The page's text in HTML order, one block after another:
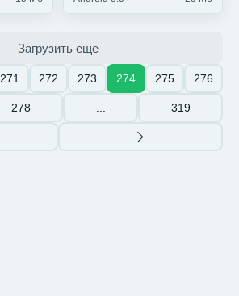
Загрузить еще
271 272 273 274 275 276
278 319